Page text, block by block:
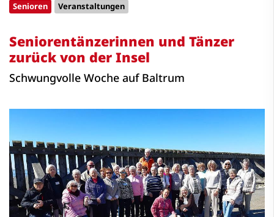
Senioren Veranstaltungen
Seniorentänzerinnen und Tänzer
zurück von der Insel
Schwungvolle Woche auf Baltrum